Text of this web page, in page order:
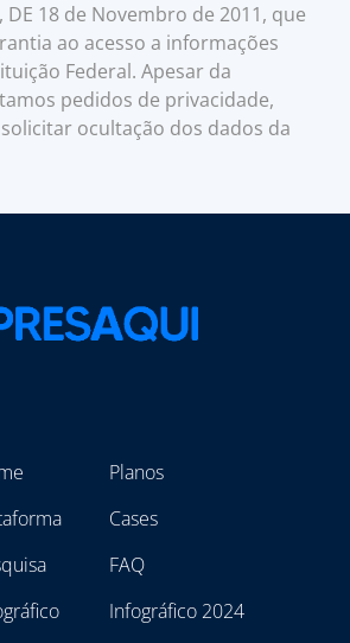
DE 18 de Novembro de 2011, que
ao acesso a informações
Federal. Apesar da
pedidos de privacidade,
ocultação dos dados da
Planos
Cases
FAQ
Infográfico 2024